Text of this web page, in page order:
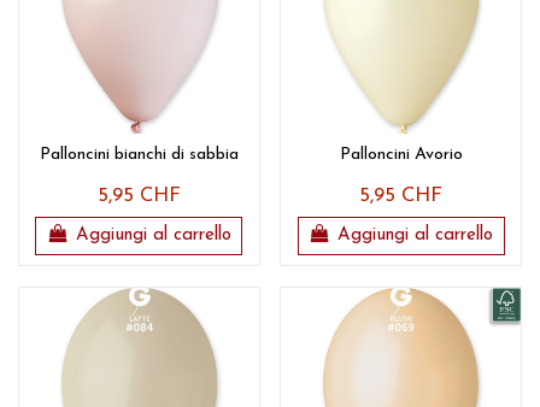
Palloncini bianchi di sabbia
5,95 CHF
Aggiungi al carrello
Palloncini Avorio
5,95 CHF
Aggiungi al carrello